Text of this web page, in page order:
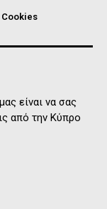
Cookies
είναι να σας
από την Κύπρο